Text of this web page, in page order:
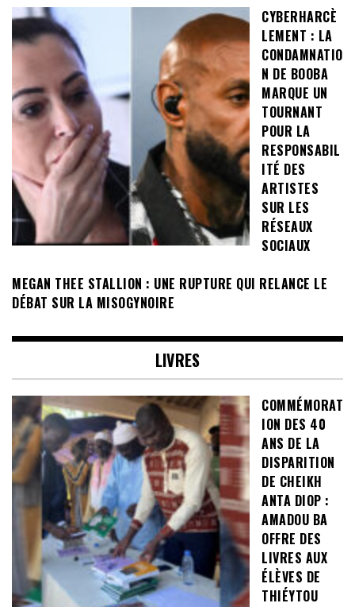
CYBERHARCÈ
LEMENT : LA
CONDAMNATIO
N DE BOOBA
MARQUE UN
TOURNANT
POUR LA
RESPONSABIL
ITÉ DES
ARTISTES
SUR LES
RÉSEAUX
SOCIAUX
MEGAN THEE STALLION : UNE RUPTURE QUI RELANCE LE
DÉBAT SUR LA MISOGYNOIRE
LIVRES
COMMÉMORAT
ION DES 40
ANS DE LA
DISPARITION
DE CHEIKH
ANTA DIOP :
AMADOU BA
OFFRE DES
LIVRES AUX
ÉLÈVES DE
THIÉYTOU